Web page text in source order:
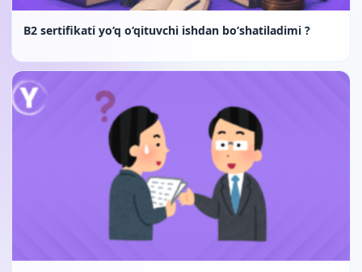
B2 sertifikati yo‘q o‘qituvchi ishdan bo‘shatiladimi ?